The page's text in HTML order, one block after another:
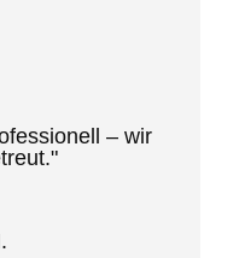
– wir